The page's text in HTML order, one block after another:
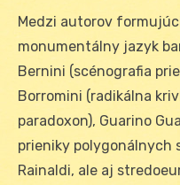
Medzi autorov
monumentálny jazyk
Bernini (scénografia
Borromini (radikálna
paradoxon), Guarino
prieniky polygonálnych
Rainaldi, ale aj